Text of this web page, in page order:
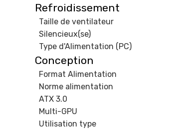
Refroidissement
Taille de ventilateur
Silencieux(se)
Type d'Alimentation (PC)
Conception
Format Alimentation
Norme alimentation
ATX 3.0
Multi-GPU
Utilisation type